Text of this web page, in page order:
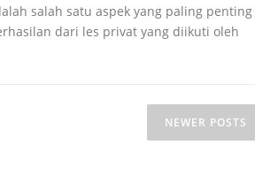
salah satu aspek yang paling penting
dari les privat yang diikuti oleh
NEWER POSTS